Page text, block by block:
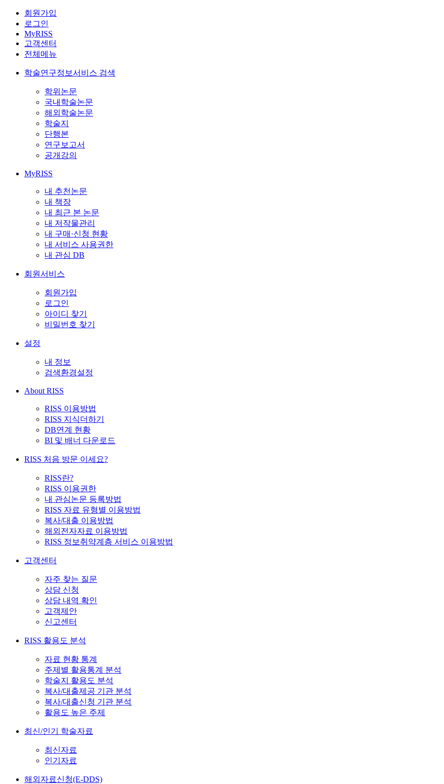
회원가입
로그인
MyRISS
고객센터
전체메뉴
학술연구정보서비스 검색
학위논문
국내학술논문
해외학술논문
학술지
단행본
연구보고서
공개강의
MyRISS
내 추천논문
내 책장
내 최근 본 논문
내 저작물관리
내 구매·신청 현황
내 서비스 사용권한
내 관심 DB
회원서비스
회원가입
로그인
아이디 찾기
비밀번호 찾기
설정
내 정보
검색환경설정
About RISS
RISS 이용방법
RISS 지식더하기
DB연계 현황
BI 및 배너 다운로드
RISS 처음 방문 이세요?
RISS란?
RISS 이용권한
내 관심논문 등록방법
RISS 자료 유형별 이용방법
복사/대출 이용방법
해외전자자료 이용방법
RISS 정보취약계층 서비스 이용방법
고객센터
자주 찾는 질문
상담 신청
상담 내역 확인
고객제안
신고센터
RISS 활용도 분석
자료 현황 통계
주제별 활용통계 분석
학술지 활용도 분석
복사/대출제공 기관 분석
복사/대출신청 기관 분석
활용도 높은 주제
최신/인기 학술자료
최신자료
인기자료
해외자료신청(E-DDS)